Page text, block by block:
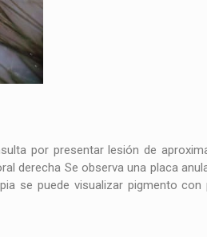
por presentar lesión de
derecha Se observa una placa
se puede visualizar pigmento con